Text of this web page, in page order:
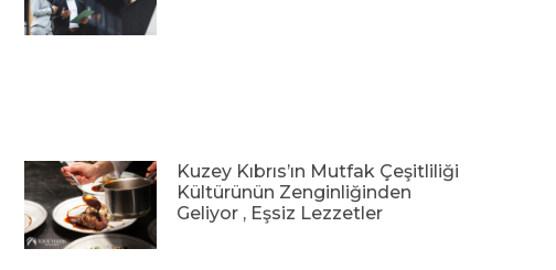
Kuzey Kıbrıs’ın Mutfak Çeşitliliği
Kültürünün Zenginliğinden
Geliyor , Eşsiz Lezzetler